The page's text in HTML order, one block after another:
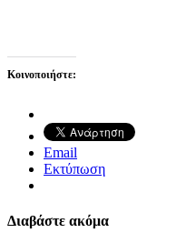
Κοινοποιήστε:
Email
Εκτύπωση
Διαβάστε ακόμα